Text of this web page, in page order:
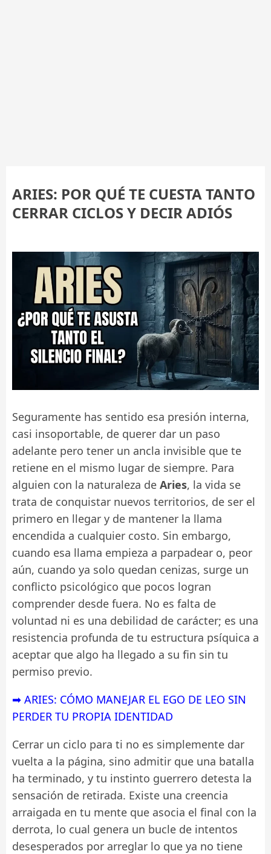
ARIES: POR QUÉ TE CUESTA TANTO
CERRAR CICLOS Y DECIR ADIÓS
Seguramente has sentido esa presión interna,
casi insoportable, de querer dar un paso
adelante pero tener un ancla invisible que te
retiene en el mismo lugar de siempre. Para
alguien con la naturaleza de Aries, la vida se
trata de conquistar nuevos territorios, de ser el
primero en llegar y de mantener la llama
encendida a cualquier costo. Sin embargo,
cuando esa llama empieza a parpadear o, peor
aún, cuando ya solo quedan cenizas, surge un
conflicto psicológico que pocos logran
comprender desde fuera. No es falta de
voluntad ni es una debilidad de carácter; es una
resistencia profunda de tu estructura psíquica a
aceptar que algo ha llegado a su fin sin tu
permiso previo.
➡ ARIES: CÓMO MANEJAR EL EGO DE LEO SIN
PERDER TU PROPIA IDENTIDAD
Cerrar un ciclo para ti no es simplemente dar
vuelta a la página, sino admitir que una batalla
ha terminado, y tu instinto guerrero detesta la
sensación de retirada. Existe una creencia
arraigada en tu mente que asocia el final con la
derrota, lo cual genera un bucle de intentos
desesperados por arreglar lo que ya no tiene